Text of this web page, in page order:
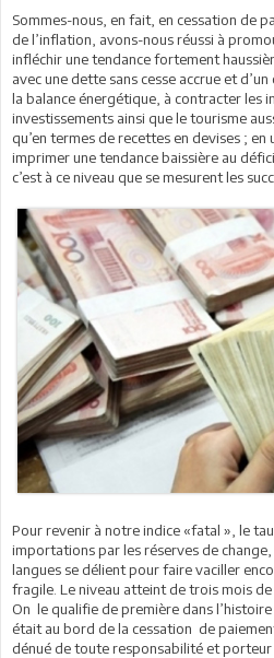
Sommes-nous, en fait, en cessation de
de l’inflation, avons-nous réussi à
infléchir une tendance fortement
avec une dette sans cesse accrue et
la balance énergétique, à contracter les
investissements ainsi que le tourisme
qu’en termes de recettes en devises ;
imprimer une tendance baissière au
c’est à ce niveau que se mesurent les
Pour revenir à notre indice «fatal », le
importations par les réserves de
langues se délient pour faire vaciller
fragile. Le niveau atteint de trois mois
On le qualifie de première dans
était au bord de la cessation de
dénué de toute responsabilité et porteur